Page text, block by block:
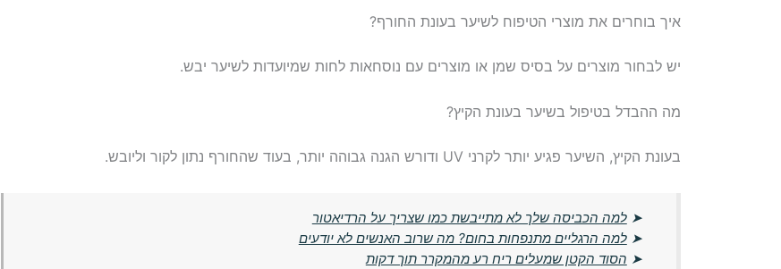
איך בוחרים את מוצרי הטיפוח לשיער בעונת החורף?
יש לבחור מוצרים על בסיס שמן או מוצרים עם נוסחאות לחות שמיועדות לשיער יבש.
מה ההבדל בטיפול בשיער בעונת הקיץ?
בעונת הקיץ, השיער פגיע יותר לקרני UV ודורש הגנה גבוהה יותר, בעוד שהחורף נתון לקור וליובש.
➤למה הכביסה שלך לא מתייבשת כמו שצריך על הרדיאטור
➤למה הרגליים מתנפחות בחום? מה שרוב האנשים לא יודעים
➤ הסוד הקטן שמעלים ריח רע מהמקרר תוך דקות